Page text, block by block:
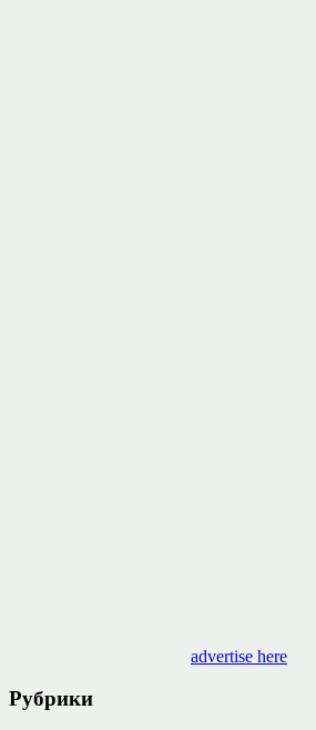
advertise here
Рубрики